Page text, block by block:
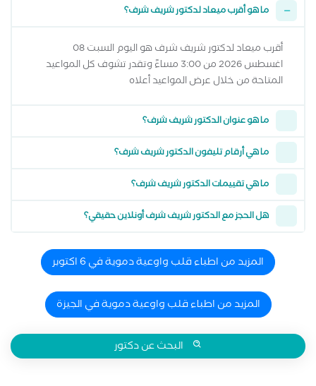
ما هو أقرب ميعاد لدكتور شريف شرف؟
أقرب ميعاد لدكتور شريف شرف هو اليوم السبت 08
اغسطس 2026 من 3:00 مساءً وتقدر تشوف كل المواعيد
المتاحة من خلال عرض المواعيد أعلاه
ما هو عنوان الدكتور شريف شرف؟
ما هي أرقام تليفون الدكتور شريف شرف؟
ما هي تقييمات الدكتور شريف شرف؟
هل الحجز مع الدكتور شريف شرف أونلاين حقيقي؟
المزيد من اطباء قلب واوعية دموية في 6 اكتوبر
المزيد من اطباء قلب واوعية دموية في الجيزة
البحث عن دكتور